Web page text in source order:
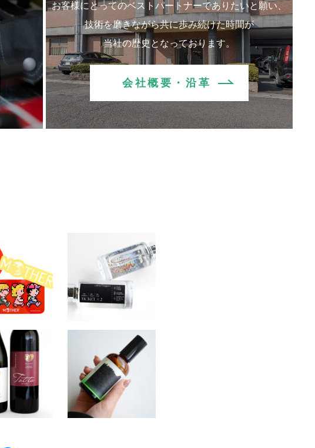
お客様にとってのベストパートナーでありたいと願い、
技術を磨きながら共に歩み続けた時間が
当社の歴史となっております。
会社概要・沿革